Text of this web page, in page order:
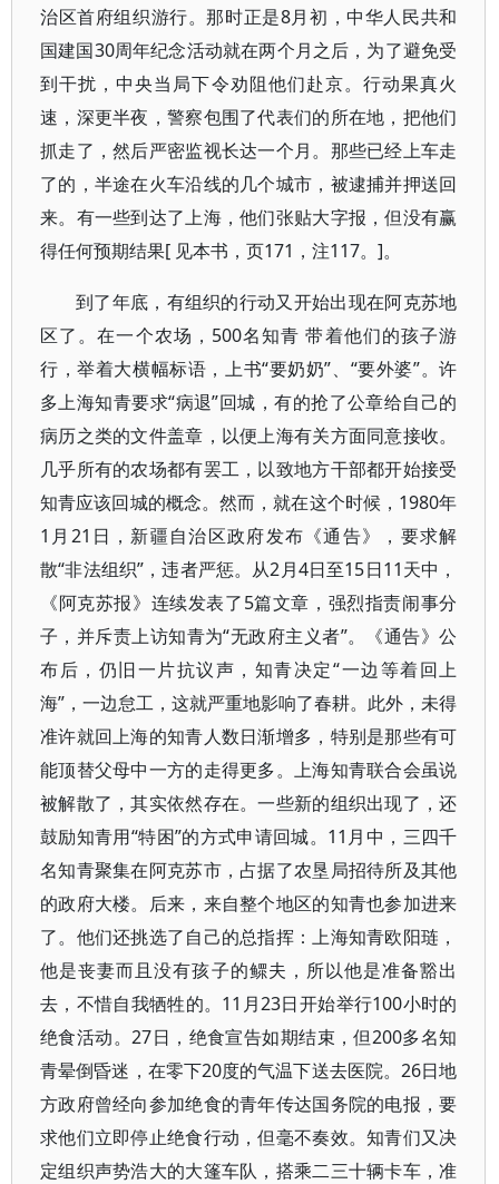
治区首府组织游行。那时正是8月初，中华人民共和
国建国30周年纪念活动就在两个月之后，为了避免受
到干扰，中央当局下令劝阻他们赴京。行动果真火
速，深更半夜，警察包围了代表们的所在地，把他们
抓走了，然后严密监视长达一个月。那些已经上车走
了的，半途在火车沿线的几个城市，被逮捕并押送回
来。有一些到达了上海，他们张贴大字报，但没有赢
得任何预期结果[ 见本书，页171，注117。]。
到了年底，有组织的行动又开始出现在阿克苏地
区了。在一个农场，500名知青 带着他们的孩子游
行，举着大横幅标语，上书“要奶奶”、“要外婆”。许
多上海知青要求“病退”回城，有的抢了公章给自己的
病历之类的文件盖章，以便上海有关方面同意接收。
几乎所有的农场都有罢工，以致地方干部都开始接受
知青应该回城的概念。然而，就在这个时候，1980年
1月21日，新疆自治区政府发布《通告》，要求解
散“非法组织”，违者严惩。从2月4日至15日11天中，
《阿克苏报》连续发表了5篇文章，强烈指责闹事分
子，并斥责上访知青为“无政府主义者”。《通告》公
布后，仍旧一片抗议声，知青决定“一边等着回上
海”，一边怠工，这就严重地影响了春耕。此外，未得
准许就回上海的知青人数日渐增多，特别是那些有可
能顶替父母中一方的走得更多。上海知青联合会虽说
被解散了，其实依然存在。一些新的组织出现了，还
鼓励知青用“特困”的方式申请回城。11月中，三四千
名知青聚集在阿克苏市，占据了农垦局招待所及其他
的政府大楼。后来，来自整个地区的知青也参加进来
了。他们还挑选了自己的总指挥：上海知青欧阳琏，
他是丧妻而且没有孩子的鳏夫，所以他是准备豁出
去，不惜自我牺牲的。11月23日开始举行100小时的
绝食活动。27日，绝食宣告如期结束，但200多名知
青晕倒昏迷，在零下20度的气温下送去医院。26日地
方政府曾经向参加绝食的青年传达国务院的电报，要
求他们立即停止绝食行动，但毫不奏效。知青们又决
定组织声势浩大的大篷车队，搭乘二三十辆卡车，准